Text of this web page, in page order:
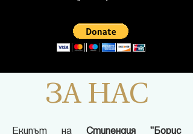
ЗА НАС
Екипът на Стипендия "Борис